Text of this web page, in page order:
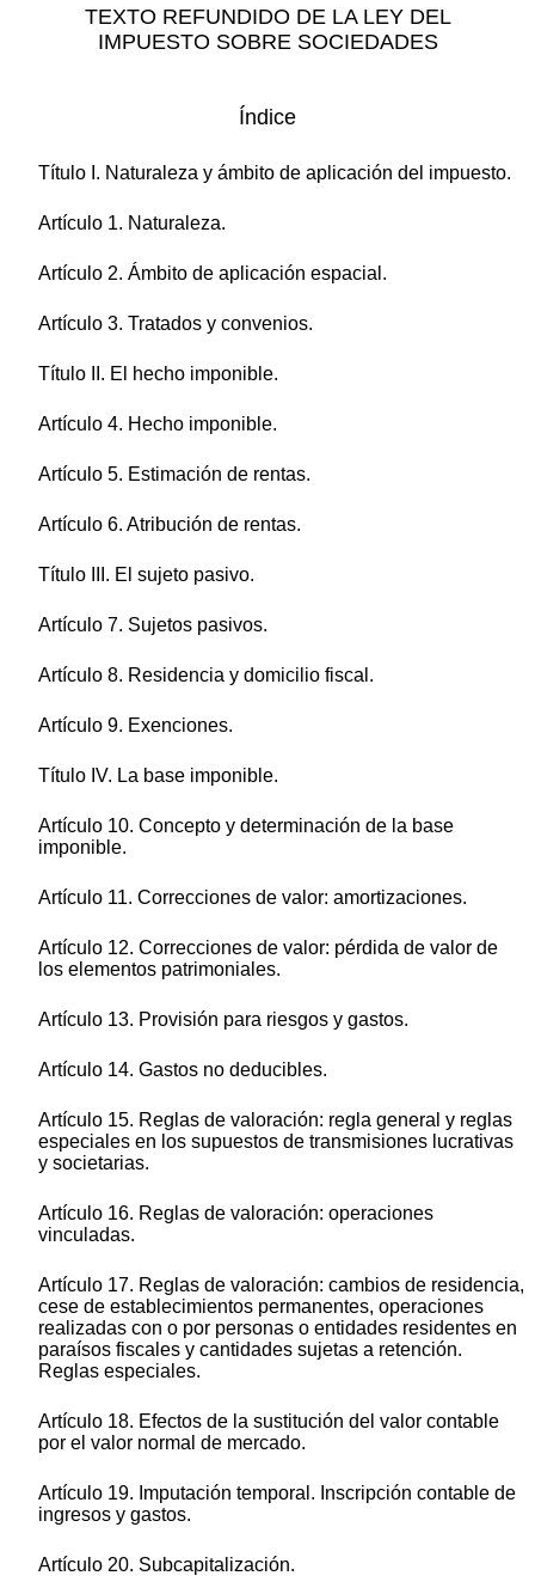
TEXTO REFUNDIDO DE LA LEY DEL
IMPUESTO SOBRE SOCIEDADES
Índice
Título I. Naturaleza y ámbito de aplicación del impuesto.
Artículo 1. Naturaleza.
Artículo 2. Ámbito de aplicación espacial.
Artículo 3. Tratados y convenios.
Título II. El hecho imponible.
Artículo 4. Hecho imponible.
Artículo 5. Estimación de rentas.
Artículo 6. Atribución de rentas.
Título III. El sujeto pasivo.
Artículo 7. Sujetos pasivos.
Artículo 8. Residencia y domicilio fiscal.
Artículo 9. Exenciones.
Título IV. La base imponible.
Artículo 10. Concepto y determinación de la base
imponible.
Artículo 11. Correcciones de valor: amortizaciones.
Artículo 12. Correcciones de valor: pérdida de valor de
los elementos patrimoniales.
Artículo 13. Provisión para riesgos y gastos.
Artículo 14. Gastos no deducibles.
Artículo 15. Reglas de valoración: regla general y reglas
especiales en los supuestos de transmisiones lucrativas
y societarias.
Artículo 16. Reglas de valoración: operaciones
vinculadas.
Artículo 17. Reglas de valoración: cambios de residencia,
cese de establecimientos permanentes, operaciones
realizadas con o por personas o entidades residentes en
paraísos fiscales y cantidades sujetas a retención.
Reglas especiales.
Artículo 18. Efectos de la sustitución del valor contable
por el valor normal de mercado.
Artículo 19. Imputación temporal. Inscripción contable de
ingresos y gastos.
Artículo 20. Subcapitalización.